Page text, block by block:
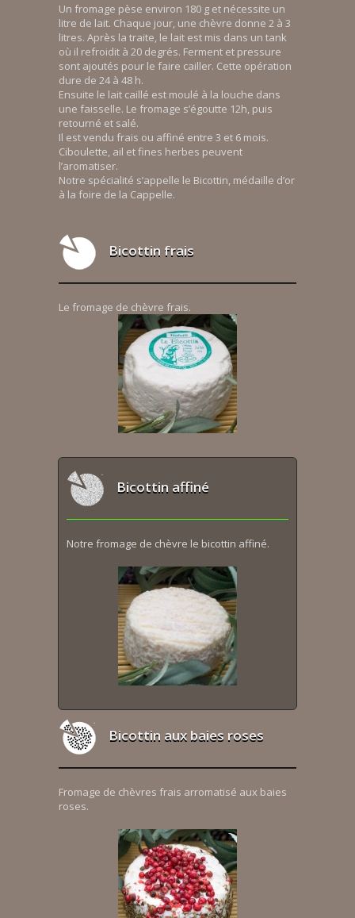
Un fromage pèse environ 180 g et nécessite un
litre de lait. Chaque jour, une chèvre donne 2 à 3
litres. Après la traite, le lait est mis dans un tank
où il refroidit à 20 degrés. Ferment et pressure
sont ajoutés pour le faire cailler. Cette opération
dure de 24 à 48 h.
Ensuite le lait caillé est moulé à la louche dans
une faisselle. Le fromage s’égoutte 12h, puis
retourné et salé.
Il est vendu frais ou affiné entre 3 et 6 mois.
Ciboulette, ail et fines herbes peuvent
l’aromatiser.
Notre spécialité s’appelle le Bicottin, médaille d’or
à la foire de la Cappelle.
Bicottin frais
Le fromage de chèvre frais.
Bicottin affiné
Notre fromage de chèvre le bicottin affiné.
Bicottin aux baies roses
Fromage de chèvres frais arromatisé aux baies
roses.